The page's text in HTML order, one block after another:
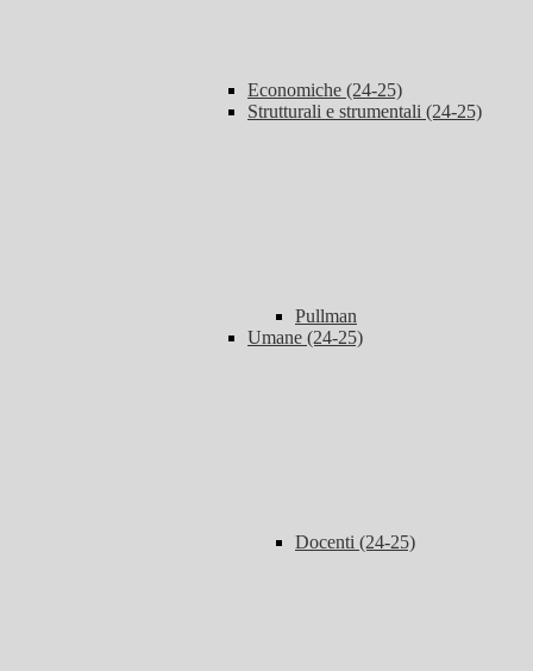
Economiche (24-25)
Strutturali e strumentali (24-25)
Pullman
Umane (24-25)
Docenti (24-25)